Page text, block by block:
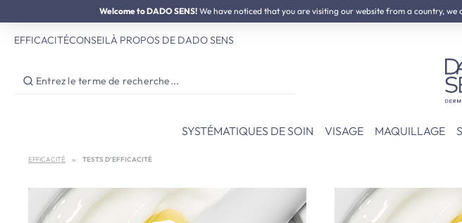
au contenu principal
Passer à la recherche
Passer à la navigation principale
Welcome to DADO SENS! We have noticed that you are visiting our website from a country,
SOLDES D'ÉTÉ :jusqu'à 50% de réduction NOVEAU :
EFFICACITÉCONSEILÀ PROPOS DE DADO SENS
SYSTÉMATIQUES DE SOIN VISAGE MAQUILLAGE
EFFICACITÉ TESTS D’EFFICACITÉ